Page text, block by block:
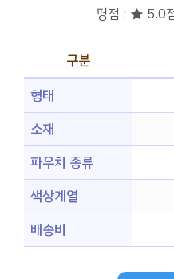
평점 : ★ 5.0
구분
형태
소재
파우치 종류
색상계열
배송비